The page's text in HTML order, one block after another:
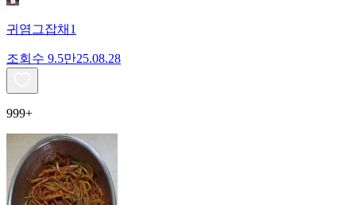
귀염그잡채1
조회수 9.5만25.08.28
999+